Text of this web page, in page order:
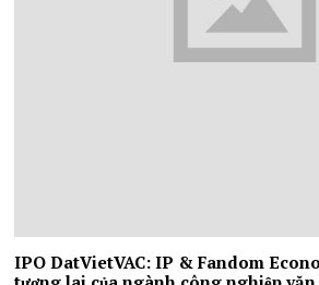
IPO DatVietVAC: IP & Fandom